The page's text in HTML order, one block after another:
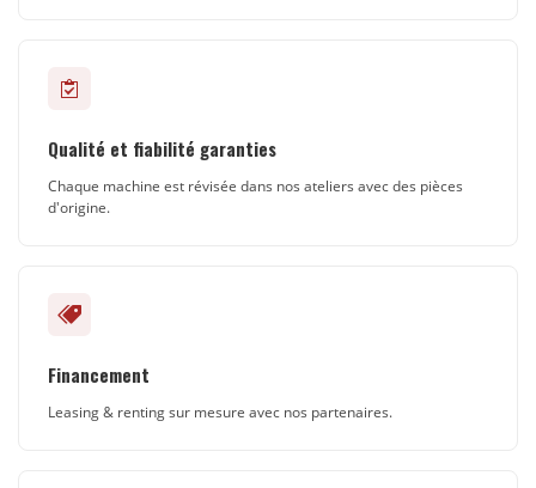
Qualité et fiabilité garanties
Chaque machine est révisée dans nos ateliers avec des pièces
d'origine.
Financement
Leasing & renting sur mesure avec nos partenaires.